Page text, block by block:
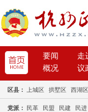
要闻 走
概况
议
区县： 上城区 拱墅区 西湖区
党派： 民革 民盟 民建 民进